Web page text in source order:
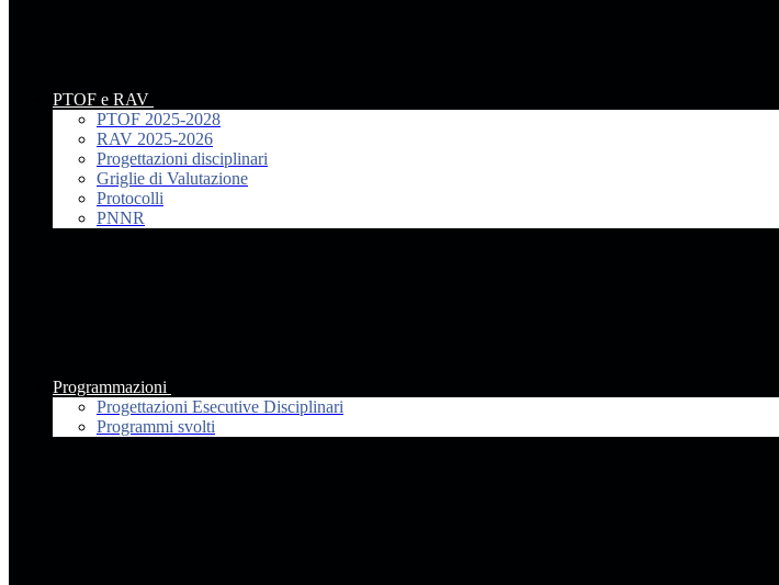
PTOF e RAV
PTOF 2025-2028
RAV 2025-2026
Progettazioni disciplinari
Griglie di Valutazione
Protocolli
PNNR
Programmazioni
Progettazioni Esecutive Disciplinari
Programmi svolti